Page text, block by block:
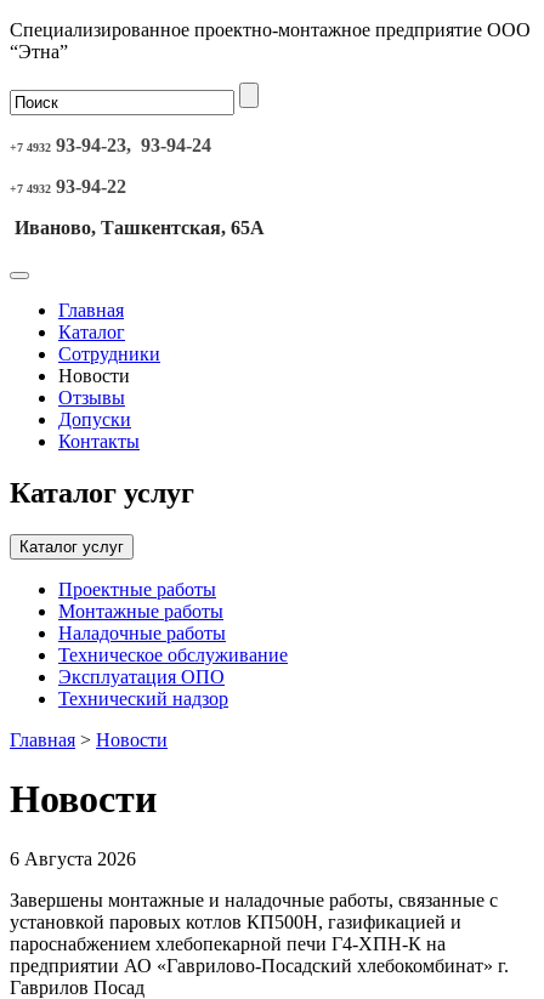
Специализированное проектно-монтажное предприятие ООО
“Этна”
+7 4932 93-94-23, 93-94-24
+7 4932 93-94-22
Иваново, Ташкентская, 65А
Главная
Каталог
Сотрудники
Новости
Отзывы
Допуски
Контакты
Каталог услуг
Каталог услуг
Проектные работы
Монтажные работы
Наладочные работы
Техническое обслуживание
Эксплуатация ОПО
Технический надзор
Главная > Новости
Новости
6 Августа 2026
Завершены монтажные и наладочные работы, связанные с
установкой паровых котлов КП500Н, газификацией и
пароснабжением хлебопекарной печи Г4-ХПН-К на
предприятии АО «Гаврилово-Посадский хлебокомбинат» г.
Гаврилов Посад